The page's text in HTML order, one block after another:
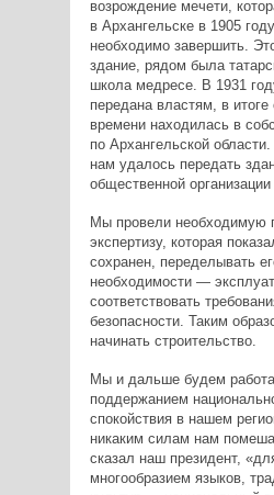
возрождение мечети,
в Архангельске в 1905
необходимо завершить.
здание, рядом была
школа медресе. В 1931
передана властям, в
времени находилась в
по Архангельской
нам удалось передать
общественной
Мы провели необходимую
экспертизу, которая
сохранен, переделывать
необходимости —
соответствовать
безопасности. Таким
начинать строительство.
Мы и дальше будем
поддержанием
спокойствия в нашем
никаким силам нам
сказал наш президент,
многообразием языков,